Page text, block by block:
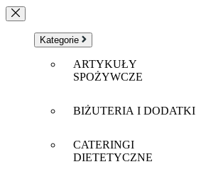
Kategorie
ARTYKUŁY
SPOŻYWCZE
BIŻUTERIA I DODATKI
CATERINGI
DIETETYCZNE